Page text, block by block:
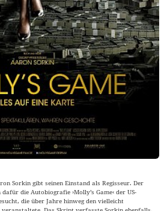
Sorkin gibt seinen Einstand als Regisseur. Der
die Autobiografie ›Molly’s Game‹ der US-
die über Jahre hinweg den vielleicht